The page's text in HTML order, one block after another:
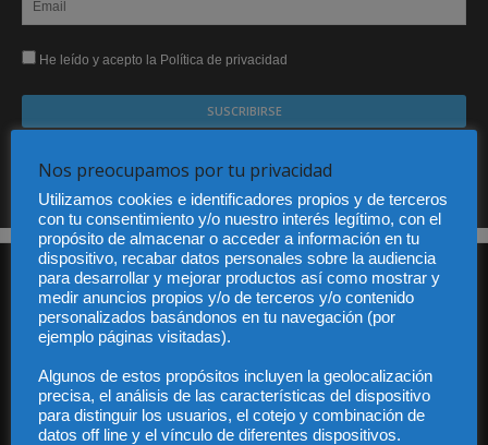
He leído y acepto la Política de privacidad
respuesta a su suscripción Dicho fichero es de titularidad exclusiva de LEXDIR GLOBAL
S.L. y no será cedido a un tercero en ningún caso.
Audiencia y Publicidad
Quiénes somos
Legal
Nos preocupamos por tu privacidad
Utilizamos cookies e identificadores propios y de terceros
con tu consentimiento y/o nuestro interés legítimo, con el
propósito de almacenar o acceder a información en tu
dispositivo, recabar datos personales sobre la audiencia
para desarrollar y mejorar productos así como mostrar y
medir anuncios propios y/o de terceros y/o contenido
personalizados basándonos en tu navegación (por
ejemplo páginas visitadas).
Algunos de estos propósitos incluyen la geolocalización
precisa, el análisis de las características del dispositivo
para distinguir los usuarios, el cotejo y combinación de
datos off line y el vínculo de diferentes dispositivos.